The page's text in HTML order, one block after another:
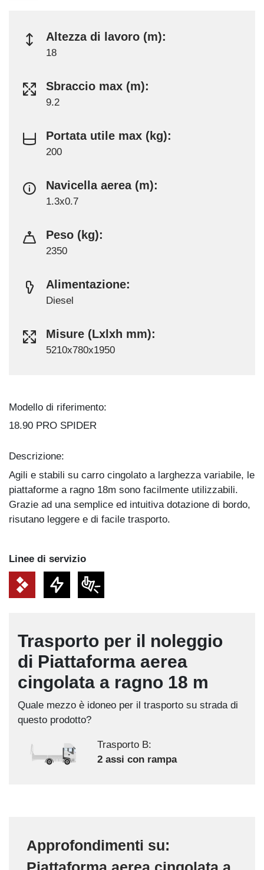
Altezza di lavoro (m):
18
Sbraccio max (m):
9.2
Portata utile max (kg):
200
Navicella aerea (m):
1.3x0.7
Peso (kg):
2350
Alimentazione:
Diesel
Misure (Lxlxh mm):
5210x780x1950
Modello di riferimento:
18.90 PRO SPIDER
Descrizione:
Agili e stabili su carro cingolato a larghezza variabile, le
piattaforme a ragno 18m sono facilmente utilizzabili.
Grazie ad una semplice ed intuitiva dotazione di bordo,
risutano leggere e di facile trasporto.
Linee di servizio
Trasporto per il noleggio
di Piattaforma aerea
cingolata a ragno 18 m
Quale mezzo è idoneo per il trasporto su strada di
questo prodotto?
Trasporto B:
2 assi con rampa
Approfondimenti su: